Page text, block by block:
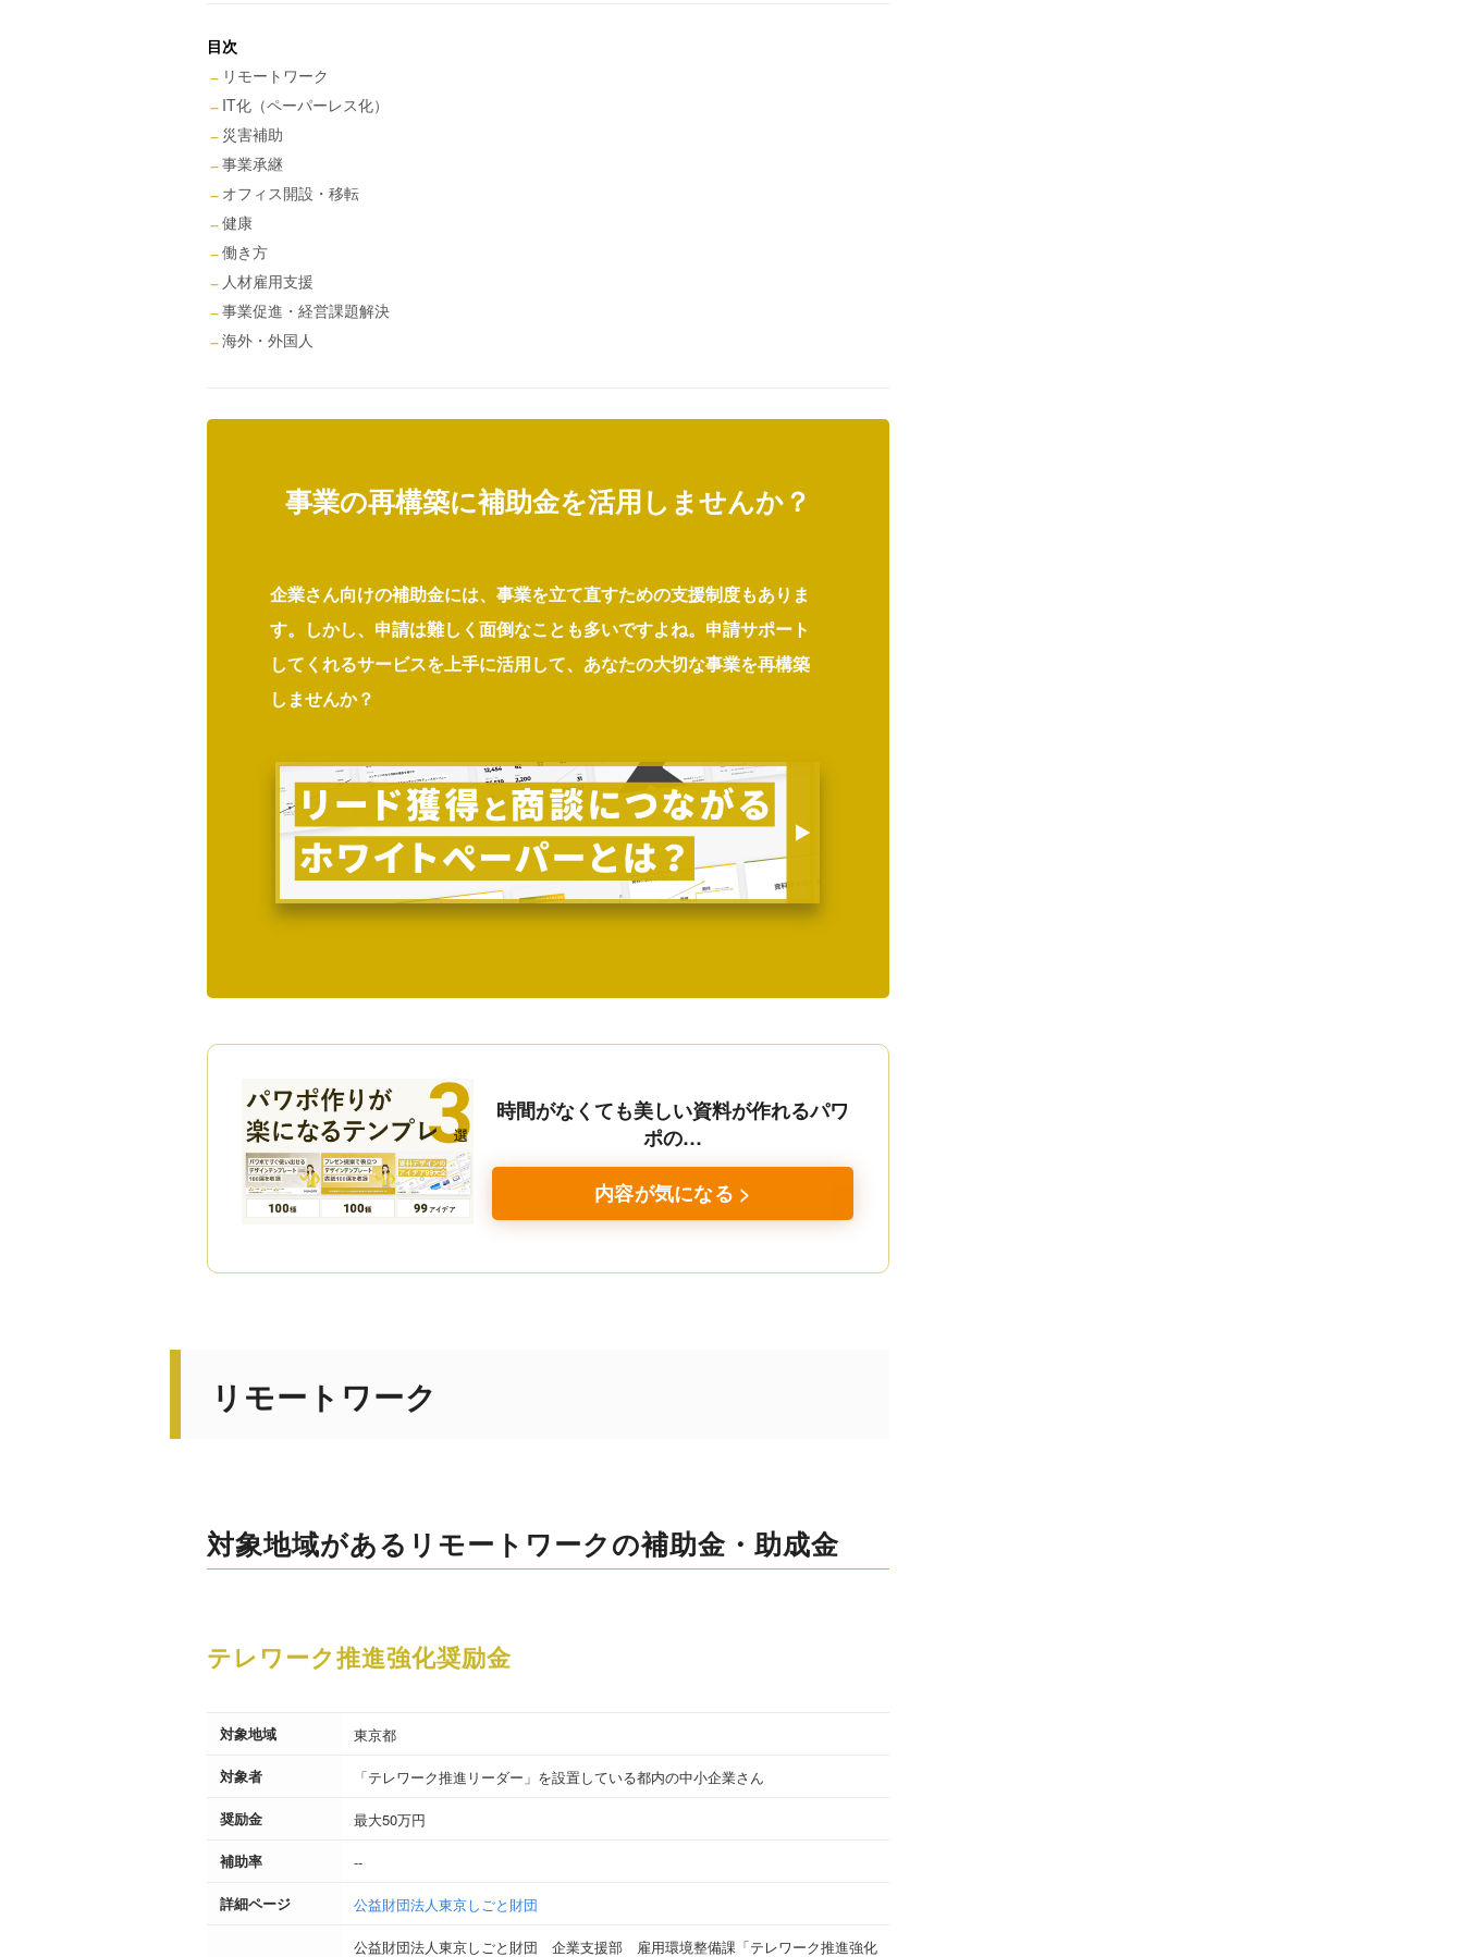
目次
リモートワーク
IT化（ペーパーレス化）
災害補助
事業承継
オフィス開設・移転
健康
働き方
人材雇用支援
事業促進・経営課題解決
海外・外国人
事業の再構築に補助金を活用しませんか？
企業さん向けの補助金には、事業を立て直すための支援制度もありま
す。しかし、申請は難しく面倒なことも多いですよね。申請サポート
してくれるサービスを上手に活用して、あなたの大切な事業を再構築
しませんか？
時間がなくても美しい資料が作れるパワ
ポの…
内容が気になる >
リモートワーク
対象地域があるリモートワークの補助金・助成金
テレワーク推進強化奨励金
対象地域
東京都
対象者
「テレワーク推進リーダー」を設置している都内の中小企業さん
奨励金
最大50万円
補助率
--
詳細ページ
公益財団法人東京しごと財団
公益財団法人東京しごと財団 企業支援部 雇用環境整備課「テレワーク推進強化